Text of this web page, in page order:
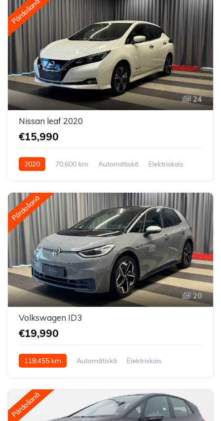
Pārdošanā
24
Nissan leaf 2020
€15,990
2020 70,600 km Automātiskā
Elektriskais
Pārdošanā
20
Volkswagen ID3
€19,990
118,455 km Automātiskā
Elektriskais
Pārdošanā